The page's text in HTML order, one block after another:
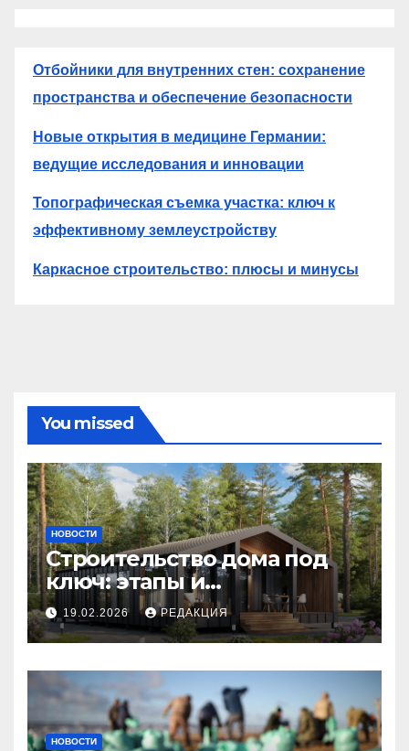
Отбойники для внутренних стен: сохранение
пространства и обеспечение безопасности
Новые открытия в медицине Германии:
ведущие исследования и инновации
Топографическая съемка участка: ключ к
эффективному землеустройству
Каркасное строительство: плюсы и минусы
You missed
НОВОСТИ
Строительство дома под
ключ: этапы и
планирование бюджета
19.02.2026 РЕДАКЦИЯ
НОВОСТИ